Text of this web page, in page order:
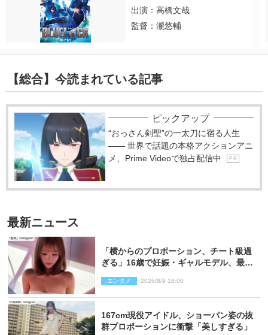
出演：高橋文哉
監督：瀧悠輔
【総合】今読まれている記事
ピックアップ
“おっさん剣聖”の一太刀に宿る人生
―― 世界で話題の本格アクションアニ
メ、Prime Videoで独占配信中
P R
最新ニュース
「横からのプロポーション、チート級過
ぎる」16歳で妊娠・ギャルモデル、最新
エンタメ 2026/8/9 18:00
167cm現役アイドル、ショーパン姿の抜
群プロポーションに衝撃「美しすぎる」